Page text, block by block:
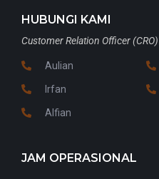
HUBUNGI KAMI
Customer Relation Officer
Aulian
Irfan
Alfian
JAM OPERASIONAL